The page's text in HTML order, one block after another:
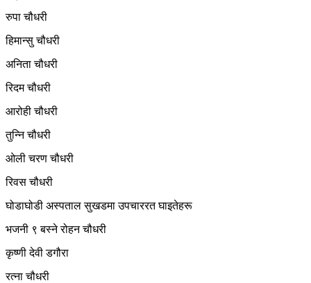
रुपा चौधरी
हिमान्सु चौधरी
अनिता चौधरी
रिदम चौधरी
आरोही चौधरी
तुन्नि चौधरी
ओली चरण चौधरी
रिवस चौधरी
घोडाघोडी अस्पताल सुखडमा उपचाररत घाइतेहरू
भजनी ९ बस्ने रोहन चौधरी
कृष्णी देवी डगौरा
रत्ना चौधरी